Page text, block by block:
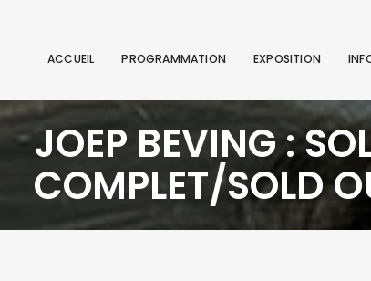
ACCUEIL PROGRAMMATION EXPOSITION
JOEP BEVING :
COMPLET/SOLD